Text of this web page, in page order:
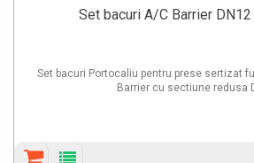
Set bacuri A/C Barrier
Set bacuri Portocaliu pentru prese sertizat
Barrier cu sectiune redusa